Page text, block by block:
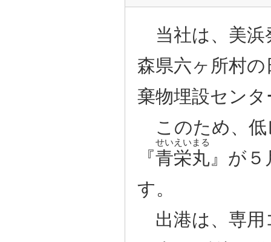
当社は、美浜
森県六ヶ所村
棄物埋設セン
このため、低
『青栄丸
せいえいまる
』が
す。
出港は、専用